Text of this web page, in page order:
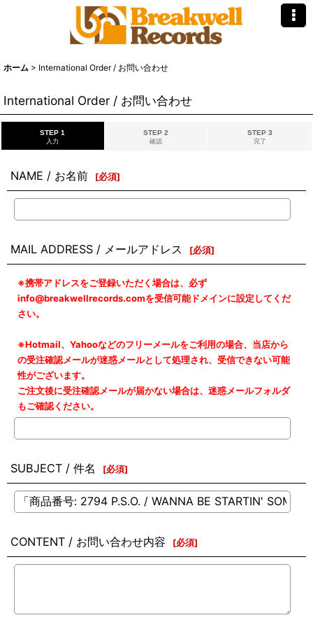
ホーム > International Order / お問い合わせ
International Order / お問い合わせ
STEP 1
入力
STEP 2
確認
STEP 3
完了
NAME / お名前 [必須]
MAIL ADDRESS / メールアドレス [必須]
※携帯アドレスをご登録いただく場合は、必ず
info@breakwellrecords.comを受信可能ドメインに設定してくだ
さい。
※Hotmail、Yahooなどのフリーメールをご利用の場合、当店から
の受注確認メールが迷惑メールとして処理され、受信できない可能
性がございます。
ご注文後に受注確認メールが届かない場合は、迷惑メールフォルダ
もご確認ください。
SUBJECT / 件名 [必須]
CONTENT / お問い合わせ内容 [必須]